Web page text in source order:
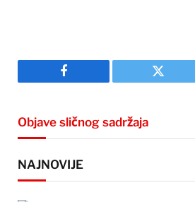
Facebook Twitter
Objave sličnog sadržaja
NAJNOVIJE